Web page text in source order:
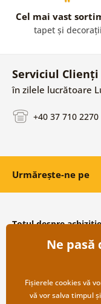
Cel mai vast
tapet și decorații
Serviciul Clienți
în zilele lucrătoare
+40 37 710 2270
Urmărește-ne pe
Totul despre achiziție
Condiții și termeni
Protecția datelor
Transport și modalități
Returnare
Ne
Fișierele cookies vă
vă vor salva timpul